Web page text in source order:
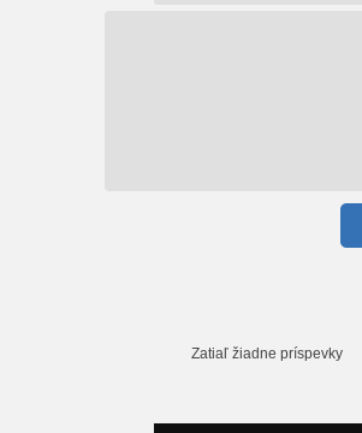
Zatiaľ žiadne príspevky